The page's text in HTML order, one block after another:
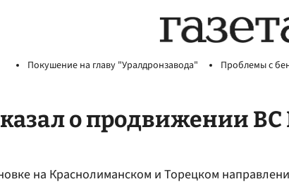
Покушение на главу "Уралдронзавода" Проблемы с
о продвижении ВС
на Краснолиманском и Торецком